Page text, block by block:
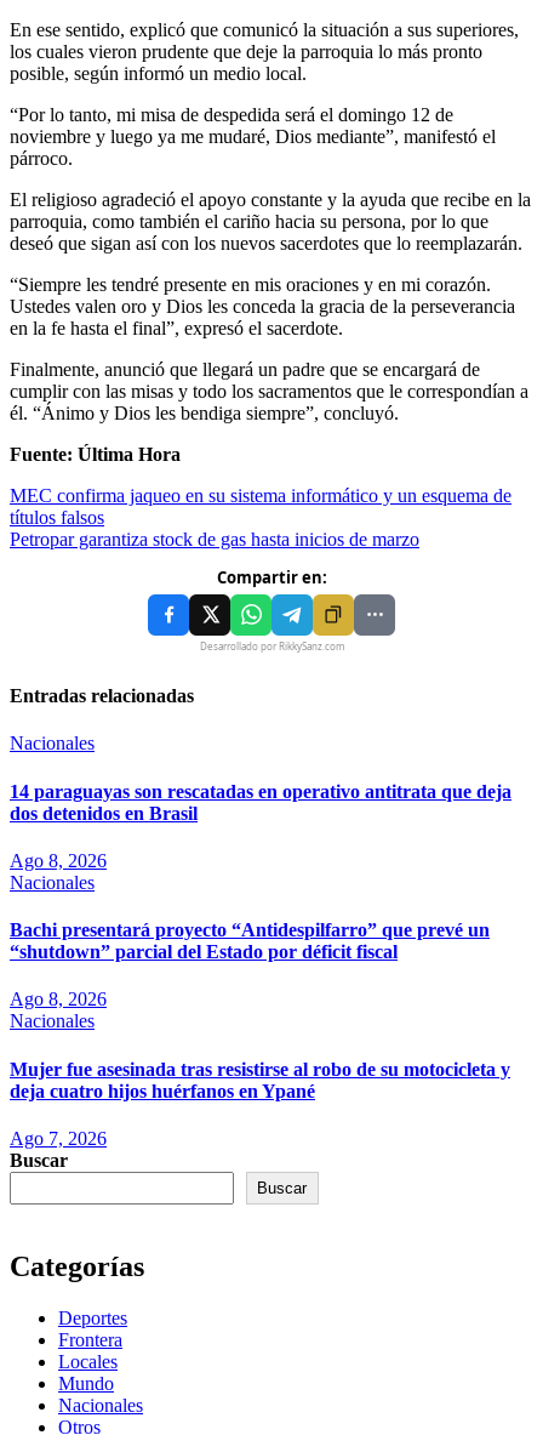
En ese sentido, explicó que comunicó la situación a sus superiores,
los cuales vieron prudente que deje la parroquia lo más pronto
posible, según informó un medio local.
“Por lo tanto, mi misa de despedida será el domingo 12 de
noviembre y luego ya me mudaré, Dios mediante”, manifestó el
párroco.
El religioso agradeció el apoyo constante y la ayuda que recibe en la
parroquia, como también el cariño hacia su persona, por lo que
deseó que sigan así con los nuevos sacerdotes que lo reemplazarán.
“Siempre les tendré presente en mis oraciones y en mi corazón.
Ustedes valen oro y Dios les conceda la gracia de la perseverancia
en la fe hasta el final”, expresó el sacerdote.
Finalmente, anunció que llegará un padre que se encargará de
cumplir con las misas y todo los sacramentos que le correspondían a
él. “Ánimo y Dios les bendiga siempre”, concluyó.
Fuente: Última Hora
MEC confirma jaqueo en su sistema informático y un esquema de
títulos falsos
Petropar garantiza stock de gas hasta inicios de marzo
Compartir en:
Desarrollado por RikkySanz.com
Entradas relacionadas
Nacionales
14 paraguayas son rescatadas en operativo antitrata que deja
dos detenidos en Brasil
Ago 8, 2026
Nacionales
Bachi presentará proyecto “Antidespilfarro” que prevé un
“shutdown” parcial del Estado por déficit fiscal
Ago 8, 2026
Nacionales
Mujer fue asesinada tras resistirse al robo de su motocicleta y
deja cuatro hijos huérfanos en Ypané
Ago 7, 2026
Buscar
Buscar
Categorías
Deportes
Frontera
Locales
Mundo
Nacionales
Otros